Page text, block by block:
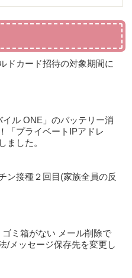
ドカード招待の対象期間に
イル ONE」のバッテリー消
「プライベートIPアドレ
ました。
ン接種２回目(家族全員の反
ゴミ箱がない メール削除で
/メッセージ保存先を変更し